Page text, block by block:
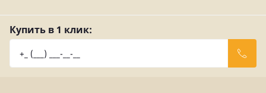
Купить в 1 клик: